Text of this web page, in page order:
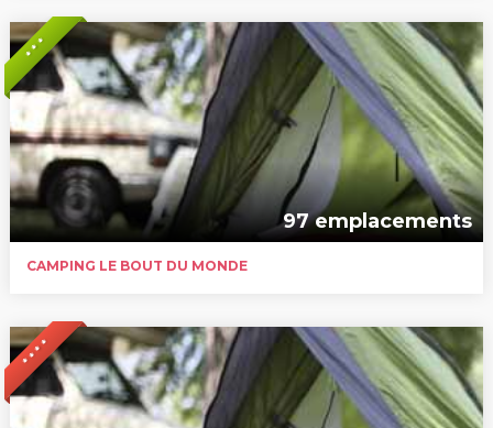
* * *
97 emplacements
CAMPING LE BOUT DU MONDE
* * * *